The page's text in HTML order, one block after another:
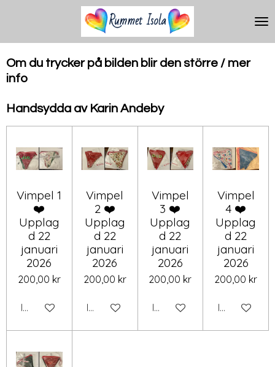
huvudinnehållet
Om du trycker på bilden blir den större / mer
info
Handsydda av Karin Andeby
Vimpel 1
❤️
Upplag
d 22
januari
2026
200,00 kr
Inaktiverad
Vimpel
2 ❤️
Upplag
d 22
januari
2026
200,00 kr
Inaktiverad
Vimpel
3 ❤️
Upplag
d 22
januari
2026
200,00 kr
Inaktiverad
Vimpel
4 ❤️
Upplag
d 22
januari
2026
200,00 kr
Inaktiverad